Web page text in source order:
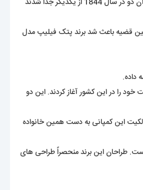
همین قضیه باعث شد برند پتک فیلیپ مدل
داده.
مهاجرت کرده و فعالیت خود را در این کشور آغاز کردند. این دو
شد و تا به امروز مالکیت این کمپانی به دست همین خانواده
طراحان این برند منحصراً طراحی های